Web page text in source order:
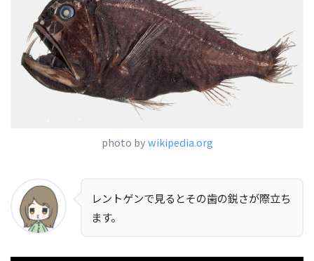
photo bywikipedia.org
レントゲンで見るとその歯の鋭さが際立ち
ます。